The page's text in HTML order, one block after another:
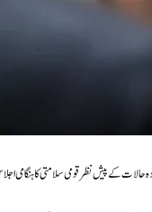
حالات کے پیش نظر قومی سلامتی کا ہنگامی